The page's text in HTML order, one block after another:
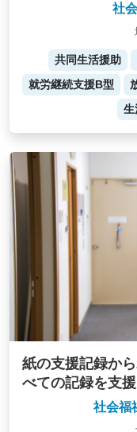
社
共同生活援助
就労継続支援B型
生
紙の支援記録か
べての記録を支
社会福